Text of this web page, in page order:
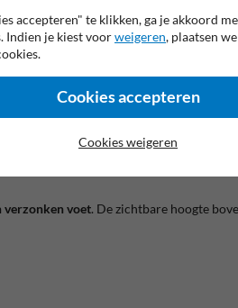
de nadelen van hout. Geen
verzonken voet. De zichtbare hoogte
accepteren" te klikken, ga je akkoord
Indien je kiest voorweigeren, plaatsen
Cookies accepteren
Cookies weigeren